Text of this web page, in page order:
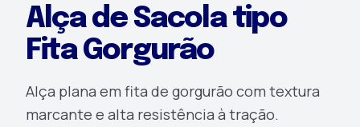
Alça de Sacola tipo
Fita Gorgurão
Alça plana em fita de gorgurão com textura
marcante e alta resistência à tração.